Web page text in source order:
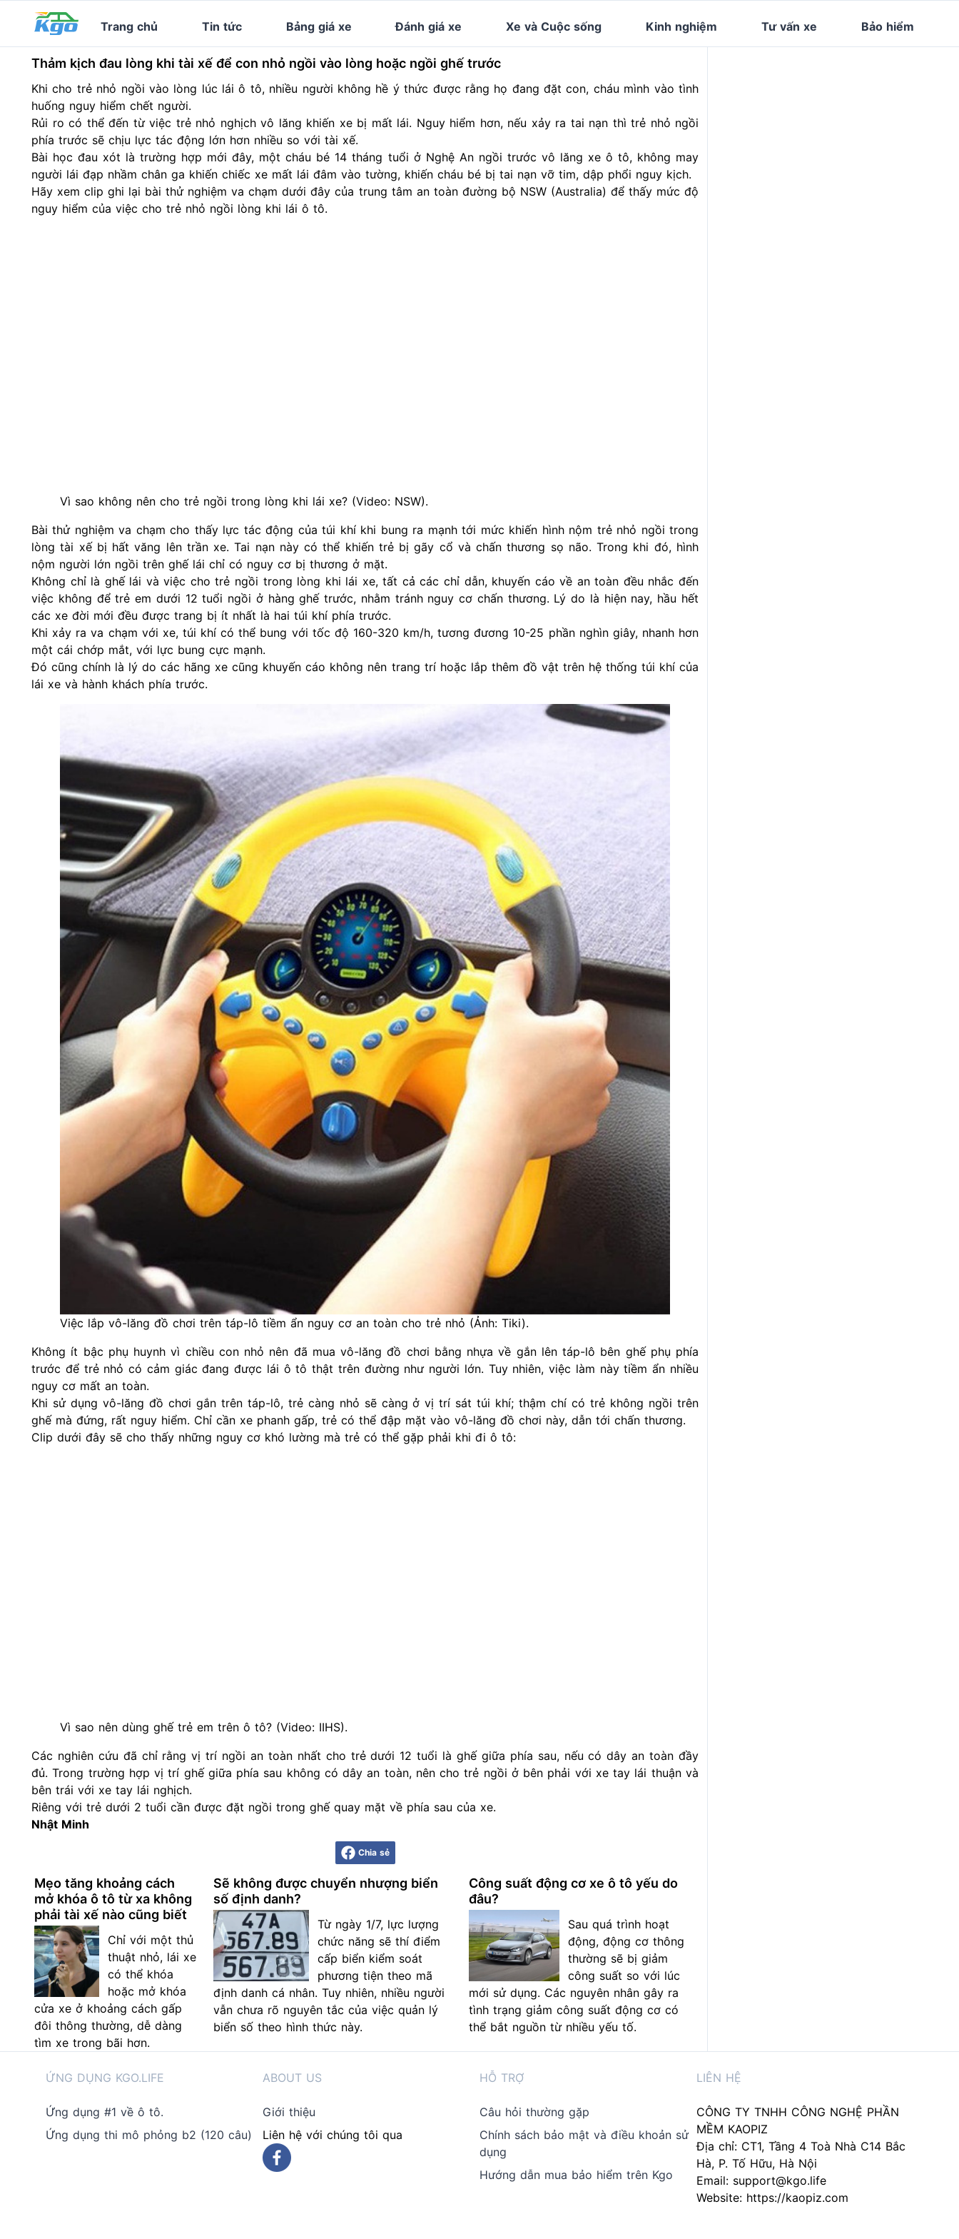
Trang chủ Tin tức Bảng giá xe Đánh giá xe Xe và Cuộc sống Kinh nghiệm Tư vấn xe Bảo hiểm
Thảm kịch đau lòng khi tài xế để con nhỏ ngồi vào lòng hoặc ngồi ghế trước
Khi cho trẻ nhỏ ngồi vào lòng lúc lái ô tô, nhiều người không hề ý thức được rằng họ đang đặt con, cháu mình vào tình
huống nguy hiểm chết người.
Rủi ro có thể đến từ việc trẻ nhỏ nghịch vô lăng khiến xe bị mất lái. Nguy hiểm hơn, nếu xảy ra tai nạn thì trẻ nhỏ ngồi
phía trước sẽ chịu lực tác động lớn hơn nhiều so với tài xế.
Bài học đau xót là trường hợp mới đây, một cháu bé 14 tháng tuổi ở Nghệ An ngồi trước vô lăng xe ô tô, không may
người lái đạp nhầm chân ga khiến chiếc xe mất lái đâm vào tường, khiến cháu bé bị tai nạn vỡ tim, dập phổi nguy kịch.
Hãy xem clip ghi lại bài thử nghiệm va chạm dưới đây của trung tâm an toàn đường bộ NSW (Australia) để thấy mức độ
nguy hiểm của việc cho trẻ nhỏ ngồi lòng khi lái ô tô.
Vì sao không nên cho trẻ ngồi trong lòng khi lái xe? (Video: NSW).
Bài thử nghiệm va chạm cho thấy lực tác động của túi khí khi bung ra mạnh tới mức khiến hình nộm trẻ nhỏ ngồi trong
lòng tài xế bị hất văng lên trần xe. Tai nạn này có thể khiến trẻ bị gãy cổ và chấn thương sọ não. Trong khi đó, hình
nộm người lớn ngồi trên ghế lái chỉ có nguy cơ bị thương ở mặt.
Không chỉ là ghế lái và việc cho trẻ ngồi trong lòng khi lái xe, tất cả các chỉ dẫn, khuyến cáo về an toàn đều nhắc đến
việc không để trẻ em dưới 12 tuổi ngồi ở hàng ghế trước, nhằm tránh nguy cơ chấn thương. Lý do là hiện nay, hầu hết
các xe đời mới đều được trang bị ít nhất là hai túi khí phía trước.
Khi xảy ra va chạm với xe, túi khí có thể bung với tốc độ 160-320 km/h, tương đương 10-25 phần nghìn giây, nhanh hơn
một cái chớp mắt, với lực bung cực mạnh.
Đó cũng chính là lý do các hãng xe cũng khuyến cáo không nên trang trí hoặc lắp thêm đồ vật trên hệ thống túi khí của
lái xe và hành khách phía trước.
Việc lắp vô-lăng đồ chơi trên táp-lô tiềm ẩn nguy cơ an toàn cho trẻ nhỏ (Ảnh: Tiki).
Không ít bậc phụ huynh vì chiều con nhỏ nên đã mua vô-lăng đồ chơi bằng nhựa về gắn lên táp-lô bên ghế phụ phía
trước để trẻ nhỏ có cảm giác đang được lái ô tô thật trên đường như người lớn. Tuy nhiên, việc làm này tiềm ẩn nhiều
nguy cơ mất an toàn.
Khi sử dụng vô-lăng đồ chơi gắn trên táp-lô, trẻ càng nhỏ sẽ càng ở vị trí sát túi khí; thậm chí có trẻ không ngồi trên
ghế mà đứng, rất nguy hiểm. Chỉ cần xe phanh gấp, trẻ có thể đập mặt vào vô-lăng đồ chơi này, dẫn tới chấn thương.
Clip dưới đây sẽ cho thấy những nguy cơ khó lường mà trẻ có thể gặp phải khi đi ô tô:
Vì sao nên dùng ghế trẻ em trên ô tô? (Video: IIHS).
Các nghiên cứu đã chỉ rằng vị trí ngồi an toàn nhất cho trẻ dưới 12 tuổi là ghế giữa phía sau, nếu có dây an toàn đầy
đủ. Trong trường hợp vị trí ghế giữa phía sau không có dây an toàn, nên cho trẻ ngồi ở bên phải với xe tay lái thuận và
bên trái với xe tay lái nghịch.
Riêng với trẻ dưới 2 tuổi cần được đặt ngồi trong ghế quay mặt về phía sau của xe.
Nhật Minh
Chia sẻ
Mẹo tăng khoảng cách
mở khóa ô tô từ xa không
phải tài xế nào cũng biết
Chỉ với một thủ
thuật nhỏ, lái xe
có thể khóa
hoặc mở khóa
cửa xe ở khoảng cách gấp
đôi thông thường, dễ dàng
tìm xe trong bãi hơn.
Sẽ không được chuyển nhượng biển
số định danh?
Từ ngày 1/7, lực lượng
chức năng sẽ thí điểm
cấp biển kiểm soát
phương tiện theo mã
định danh cá nhân. Tuy nhiên, nhiều người
vẫn chưa rõ nguyên tắc của việc quản lý
biển số theo hình thức này.
Công suất động cơ xe ô tô yếu do
đâu?
Sau quá trình hoạt
động, động cơ thông
thường sẽ bị giảm
công suất so với lúc
mới sử dụng. Các nguyên nhân gây ra
tình trạng giảm công suất động cơ có
thể bắt nguồn từ nhiều yếu tố.
ỨNG DỤNG KGO.LIFE
Ứng dụng #1 về ô tô.
Ứng dụng thi mô phỏng b2 (120 câu)
ABOUT US
Giới thiệu
Liên hệ với chúng tôi qua
HỖ TRỢ
Câu hỏi thường gặp
Chính sách bảo mật và điều khoản sử
dụng
Hướng dẫn mua bảo hiểm trên Kgo
LIÊN HỆ
CÔNG TY TNHH CÔNG NGHỆ PHẦN
MỀM KAOPIZ
Địa chỉ: CT1, Tầng 4 Toà Nhà C14 Bắc
Hà, P. Tố Hữu, Hà Nội
Email: support@kgo.life
Website: https://kaopiz.com